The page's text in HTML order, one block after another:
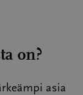
on?
asia